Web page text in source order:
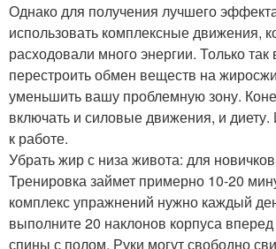
Однако для получения лучшего
использовать комплексные движения,
расходовали много энергии. Только
перестроить обмен веществ на
уменьшить вашу проблемную зону.
включать и силовые движения, и диету.
к работе.
Убрать жир с низа живота: для
Тренировка займет примерно 10-20
комплекс упражнений нужно каждый
выполните 20 наклонов корпуса
спины с полом. Руки могут свободно